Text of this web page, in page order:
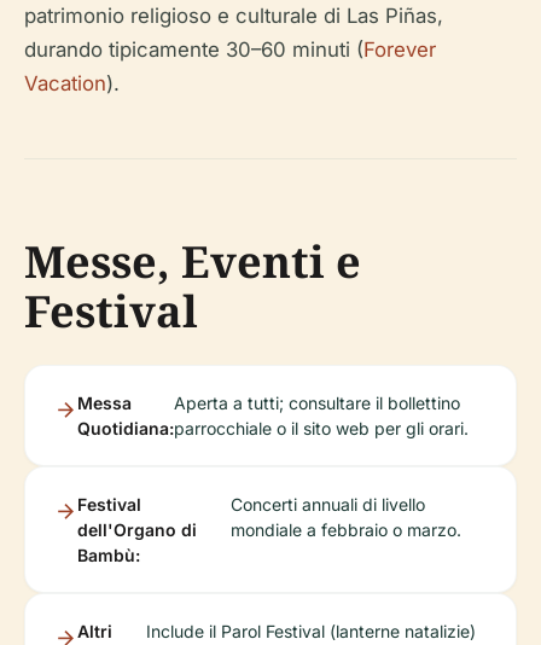
patrimonio religioso e culturale di Las Piñas,
durando tipicamente 30–60 minuti (Forever
Vacation).
Messe, Eventi e
Festival
Messa
Quotidiana:
Aperta a tutti; consultare il bollettino
parrocchiale o il sito web per gli orari.
Festival
dell'Organo di
Bambù:
Concerti annuali di livello
mondiale a febbraio o marzo.
Altri
Include il Parol Festival (lanterne natalizie)